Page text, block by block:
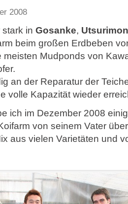
2008
stark in Gosanke,
beim großen Erdbeben
meisten Mudponds von
an der Reparatur der
volle Kapazität wieder
ich im Dezember 2008
von seinem Vater
aus vielen Varietäten und